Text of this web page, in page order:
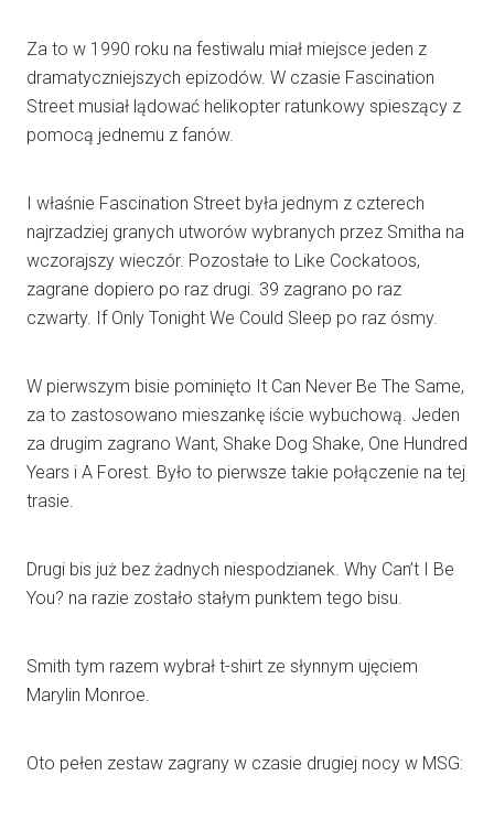
Za to w 1990 roku na festiwalu miał miejsce jeden z
dramatyczniejszych epizodów. W czasie Fascination
Street musiał lądować helikopter ratunkowy spieszący z
pomocą jednemu z fanów.
I właśnie Fascination Street była jednym z czterech
najrzadziej granych utworów wybranych przez Smitha na
wczorajszy wieczór. Pozostałe to Like Cockatoos,
zagrane dopiero po raz drugi. 39 zagrano po raz
czwarty. If Only Tonight We Could Sleep po raz ósmy.
W pierwszym bisie pominięto It Can Never Be The Same,
za to zastosowano mieszankę iście wybuchową. Jeden
za drugim zagrano Want, Shake Dog Shake, One Hundred
Years i A Forest. Było to pierwsze takie połączenie na tej
trasie.
Drugi bis już bez żadnych niespodzianek. Why Can’t I Be
You? na razie zostało stałym punktem tego bisu.
Smith tym razem wybrał t-shirt ze słynnym ujęciem
Marylin Monroe.
Oto pełen zestaw zagrany w czasie drugiej nocy w MSG: